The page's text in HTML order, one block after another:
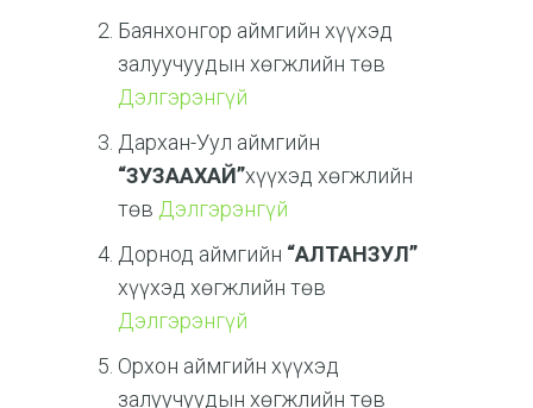
Баянхонгор аймгийн хүүхэд
залуучуудын хөгжлийн төв
Дэлгэрэнгүй
Дархан-Уул аймгийн
“ЗУЗААХАЙ”хүүхэд хөгжлийн
төв Дэлгэрэнгүй
Дорнод аймгийн “АЛТАНЗУЛ”
хүүхэд хөгжлийн төв
Дэлгэрэнгүй
Орхон аймгийн хүүхэд
залуучуудын хөгжлийн төв